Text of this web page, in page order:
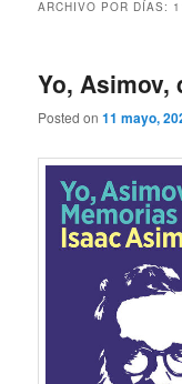
ARCHIVO POR DÍAS:
Yo, Asimov,
Posted on11 mayo,